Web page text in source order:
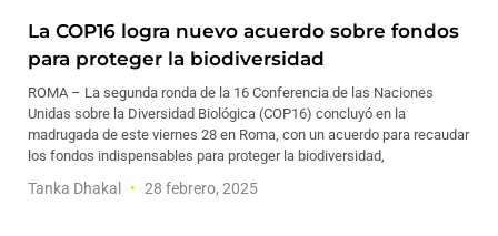
La COP16 logra nuevo acuerdo sobre fondos
para proteger la biodiversidad
ROMA – La segunda ronda de la 16 Conferencia de las Naciones
Unidas sobre la Diversidad Biológica (COP16) concluyó en la
madrugada de este viernes 28 en Roma, con un acuerdo para recaudar
los fondos indispensables para proteger la biodiversidad,
Tanka Dhakal 28 febrero, 2025